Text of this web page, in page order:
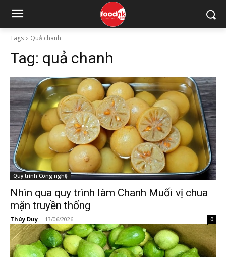
Tags Quả chanh
Tag: quả chanh
Quy trình Công nghệ
Nhìn qua quy trình làm Chanh Muối vị chua
mặn truyền thống
Thúy Duy - 13/06/2026 0